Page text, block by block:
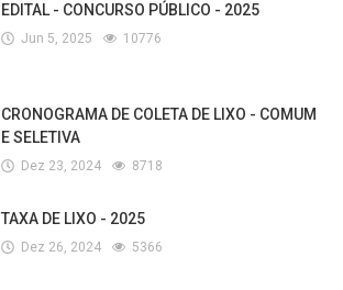
EDITAL - CONCURSO PÚBLICO - 2025
Jun 5, 2025 10776
CRONOGRAMA DE COLETA DE LIXO - COMUM
E SELETIVA
Dez 23, 2024 8718
TAXA DE LIXO - 2025
Dez 26, 2024 5366